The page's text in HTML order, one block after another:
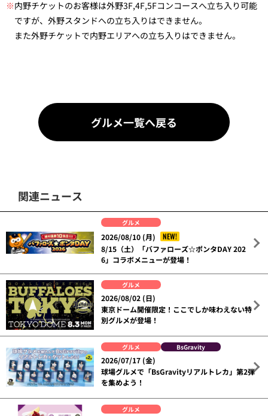
※内野チケットのお客様は外野3F,4F,5Fコンコースへ立ち入り可能
ですが、外野スタンドへの立ち入りはできません。
また外野チケットで内野エリアへの立ち入りはできません。
グルメ一覧へ戻る
関連ニュース
グルメ
2026/08/10 (月)
NEW!
8/15（土）「バファローズ☆ポンタDAY 202
6」コラボメニューが登場！
グルメ
2026/08/02 (日)
東京ドーム開催限定！ここでしか味わえない特
別グルメが登場！
グルメ BsGravity
2026/07/17 (金)
球場グルメで「BsGravityリアルトレカ」第2弾
を集めよう！
グルメ